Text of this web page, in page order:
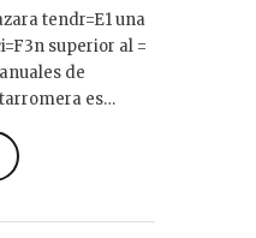
tendr=E1 una
superior al =
de
es…